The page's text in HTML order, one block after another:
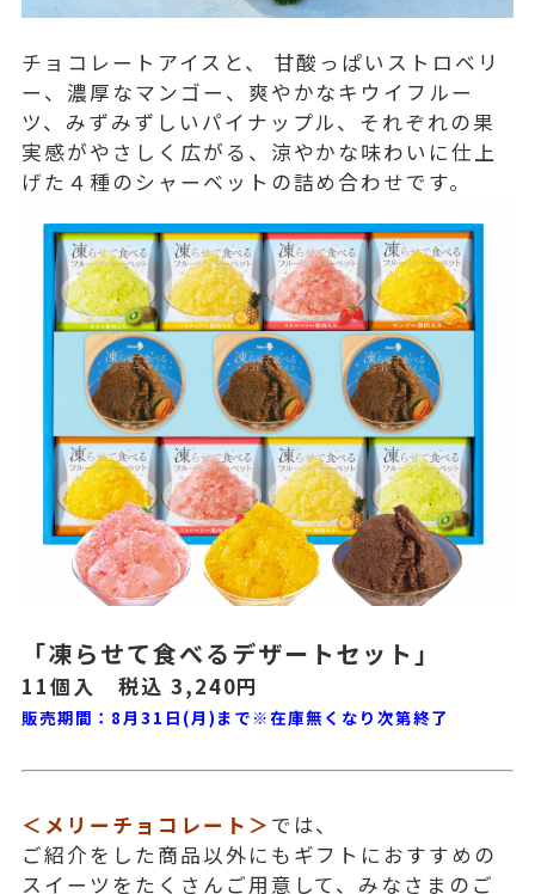
チョコレートアイスと、 甘酸っぱいストロベリ
ー、濃厚なマンゴー、爽やかなキウイフルー
ツ、みずみずしいパイナップル、それぞれの果
実感がやさしく広がる、涼やかな味わいに仕上
げた４種のシャーベットの詰め合わせです。
「凍らせて食べるデザートセット」
11個入 税込 3,240円
販売期間：8月31日(月)まで※在庫無くなり次第終了
＜メリーチョコレート＞ では、
ご紹介をした商品以外にもギフトにおすすめの
スイーツをたくさんご用意して、みなさまのご